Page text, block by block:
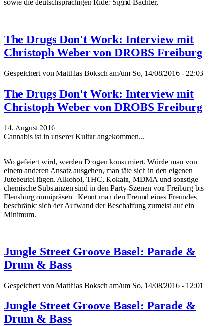
sowie die deutschsprachigen Rider Sigrid Bächler,
The Drugs Don't Work: Interview mit
Christoph Weber von DROBS Freiburg
Gespeichert von Matthias Boksch am/um So, 14/08/2016 - 22:03
The Drugs Don't Work: Interview mit
Christoph Weber von DROBS Freiburg
14. August 2016
Cannabis ist in unserer Kultur angekommen...
Wo gefeiert wird, werden Drogen konsumiert. Würde man von
einem anderen Ansatz ausgehen, man täte sich in den eigenen
Jutebeutel lügen. Alkohol, THC, Kokain, MDMA und sonstige
chemische Substanzen sind in den Party-Szenen von Freiburg bis
Flensburg omnipräsent. Kennt man den Freund eines Freundes,
beschränkt sich der Aufwand der Beschaffung zumeist auf ein
Minimum.
Jungle Street Groove Basel: Parade &
Drum & Bass
Gespeichert von Matthias Boksch am/um So, 14/08/2016 - 12:01
Jungle Street Groove Basel: Parade &
Drum & Bass